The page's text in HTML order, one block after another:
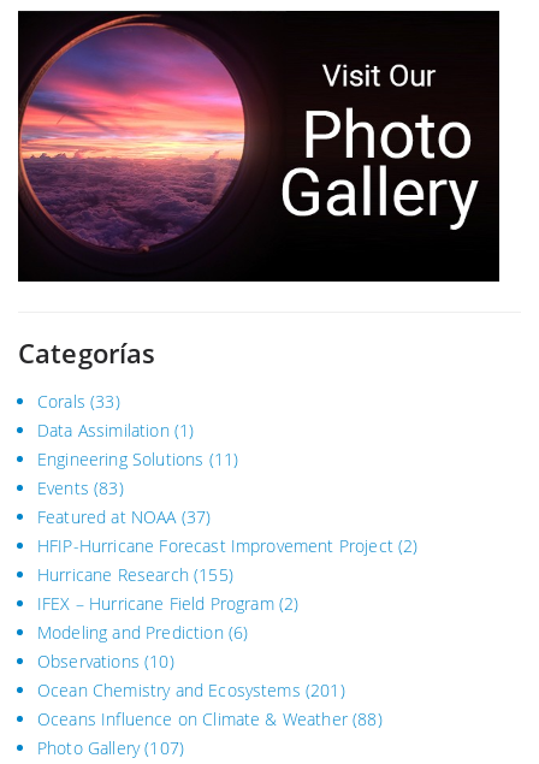
Categorías
Corals (33)
Data Assimilation(1)
Engineering Solutions (11)
Events (83)
Featured at NOAA(37)
HFIP-Hurricane Forecast Improvement Project(2)
Hurricane Research(155)
IFEX – Hurricane Field Program(2)
Modeling and Prediction(6)
Observations (10)
Ocean Chemistry and Ecosystems (201)
Oceans Influence on Climate & Weather(88)
Photo Gallery(107)